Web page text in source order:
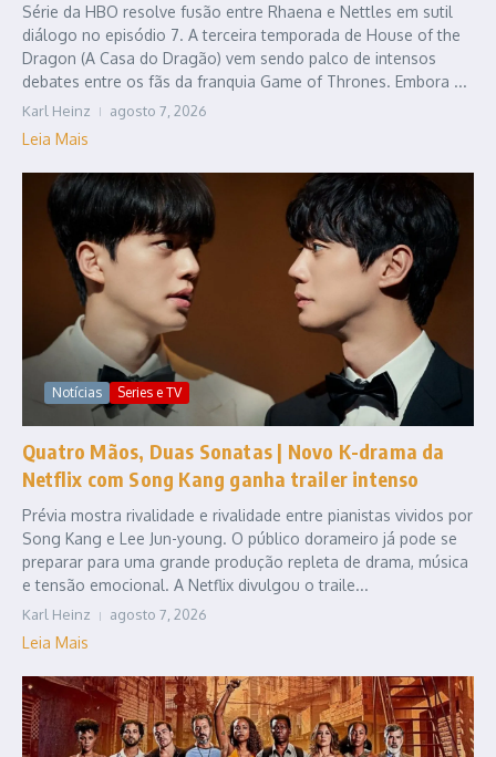
Série da HBO resolve fusão entre Rhaena e Nettles em sutil
diálogo no episódio 7. A terceira temporada de House of the
Dragon (A Casa do Dragão) vem sendo palco de intensos
debates entre os fãs da franquia Game of Thrones. Embora ...
Karl Heinz agosto 7, 2026
Leia Mais
Notícias Series e TV
Quatro Mãos, Duas Sonatas | Novo K-drama da
Netflix com Song Kang ganha trailer intenso
Prévia mostra rivalidade e rivalidade entre pianistas vividos por
Song Kang e Lee Jun-young. O público dorameiro já pode se
preparar para uma grande produção repleta de drama, música
e tensão emocional. A Netflix divulgou o traile...
Karl Heinz agosto 7, 2026
Leia Mais